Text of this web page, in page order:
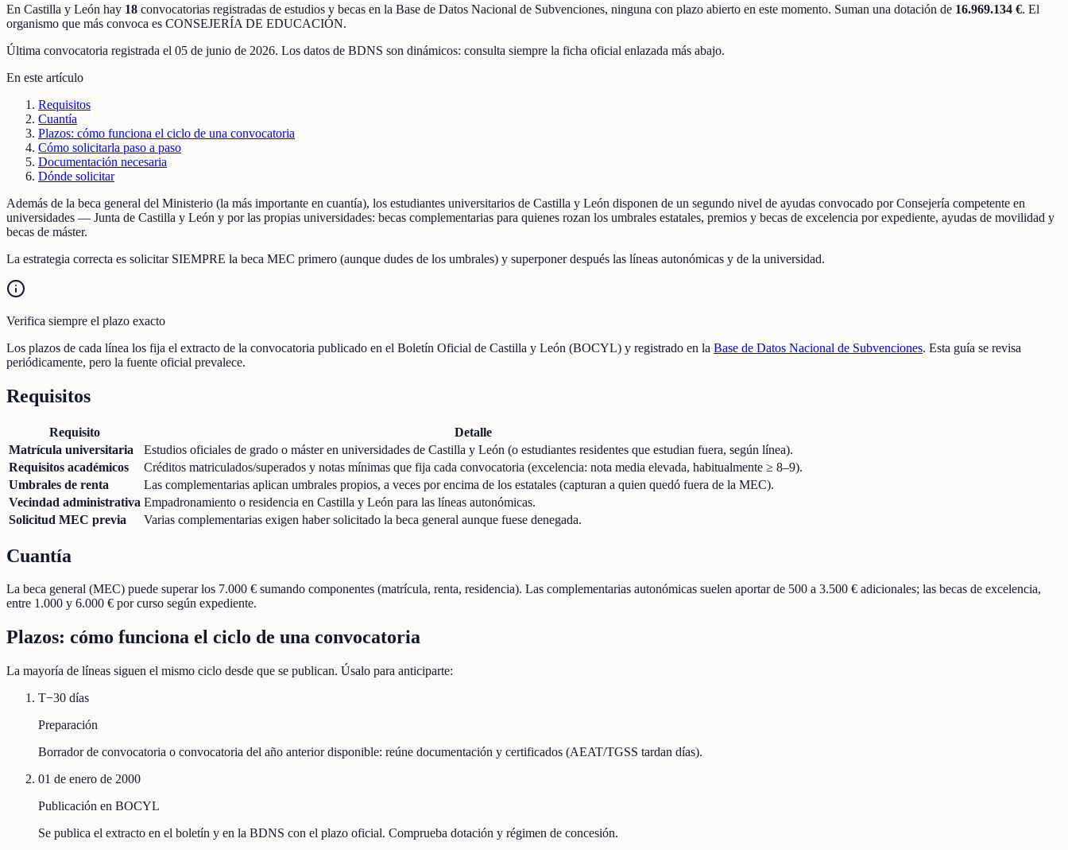
En Castilla y León hay 18 convocatorias registradas de estudios y becas en la Base de Datos Nacional de Subvenciones, ninguna con plazo abierto en este momento. Suman una dotación de 16.969.134 €. El
organismo que más convoca es CONSEJERÍA DE EDUCACIÓN.
Última convocatoria registrada el 05 de junio de 2026. Los datos de BDNS son dinámicos: consulta siempre la ficha oficial enlazada más abajo.
En este artículo
Requisitos
Cuantía
Plazos: cómo funciona el ciclo de una convocatoria
Cómo solicitarla paso a paso
Documentación necesaria
Dónde solicitar
Además de la beca general del Ministerio (la más importante en cuantía), los estudiantes universitarios de Castilla y León disponen de un segundo nivel de ayudas convocado por Consejería competente en
universidades — Junta de Castilla y León y por las propias universidades: becas complementarias para quienes rozan los umbrales estatales, premios y becas de excelencia por expediente, ayudas de movilidad y
becas de máster.
La estrategia correcta es solicitar SIEMPRE la beca MEC primero (aunque dudes de los umbrales) y superponer después las líneas autonómicas y de la universidad.
Verifica siempre el plazo exacto
Los plazos de cada línea los fija el extracto de la convocatoria publicado en el Boletín Oficial de Castilla y León (BOCYL) y registrado en la Base de Datos Nacional de Subvenciones. Esta guía se revisa
periódicamente, pero la fuente oficial prevalece.
Requisitos
Requisito
Detalle
Matrícula universitaria
Estudios oficiales de grado o máster en universidades de Castilla y León (o estudiantes residentes que estudian fuera, según línea).
Requisitos académicos
Créditos matriculados/superados y notas mínimas que fija cada convocatoria (excelencia: nota media elevada, habitualmente ≥ 8–9).
Umbrales de renta
Las complementarias aplican umbrales propios, a veces por encima de los estatales (capturan a quien quedó fuera de la MEC).
Vecindad administrativa Empadronamiento o residencia en Castilla y León para las líneas autonómicas.
Solicitud MEC previa
Varias complementarias exigen haber solicitado la beca general aunque fuese denegada.
Cuantía
La beca general (MEC) puede superar los 7.000 € sumando componentes (matrícula, renta, residencia). Las complementarias autonómicas suelen aportar de 500 a 3.500 € adicionales; las becas de excelencia,
entre 1.000 y 6.000 € por curso según expediente.
Plazos: cómo funciona el ciclo de una convocatoria
La mayoría de líneas siguen el mismo ciclo desde que se publican. Úsalo para anticiparte:
T−30 días
Preparación
Borrador de convocatoria o convocatoria del año anterior disponible: reúne documentación y certificados (AEAT/TGSS tardan días).
01 de enero de 2000
Publicación en BOCYL
Se publica el extracto en el boletín y en la BDNS con el plazo oficial. Comprueba dotación y régimen de concesión.